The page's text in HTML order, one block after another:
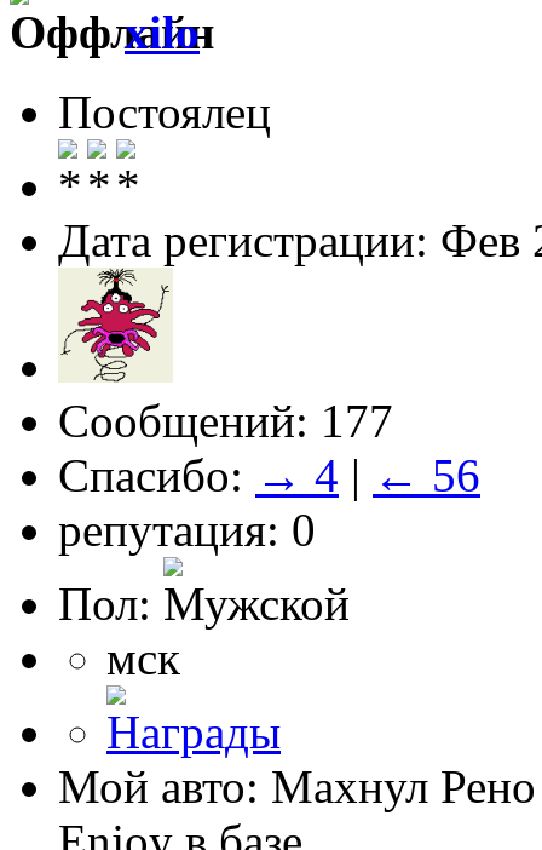
xilo
Постоялец
Дата регистрации: Фев
Сообщений: 177
Спасибо: → 4 | ← 56
репутация: 0
Пол:
мск
Мой авто: Махнул